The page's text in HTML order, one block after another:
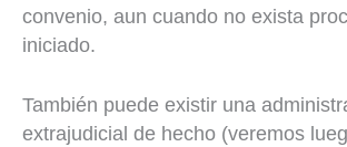
convenio, aun cuando no exista
iniciado.
También puede existir una
extrajudicial de hecho (veremos